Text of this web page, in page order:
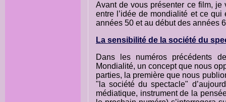
Avant de vous présenter ce film,
entre l’idée de mondialité et ce
années 50 et au début des années
La sensibilité de la société du
Dans les numéros précédents
Mondialité, un concept que nous
parties, la première que nous
"la société du spectacle"
médiatique, instrument de la